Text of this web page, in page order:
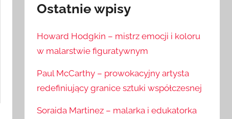
Ostatnie wpisy
Howard Hodgkin – mistrz emocji i koloru
w malarstwie figuratywnym
Paul McCarthy – prowokacyjny artysta
redefiniujący granice sztuki współczesnej
Soraida Martinez – malarka i edukatorka